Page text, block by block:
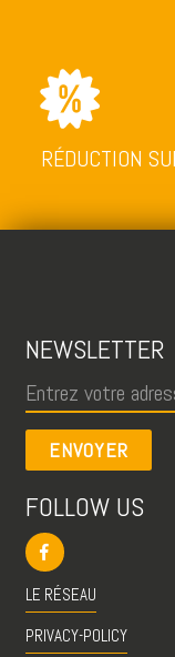
RÉDUCTION
NEWSLETTER
ENVOYER
FOLLOW US
LE RÉSEAU
PRIVACY-POLICY